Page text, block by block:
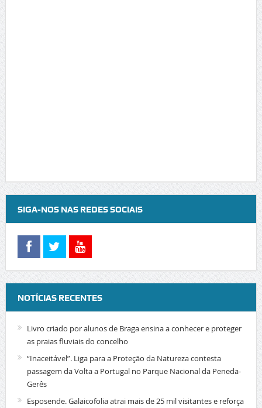
SIGA-NOS NAS REDES SOCIAIS
NOTÍCIAS RECENTES
Livro criado por alunos de Braga ensina a conhecer e proteger
as praias fluviais do concelho
“Inaceitável”. Liga para a Proteção da Natureza contesta
passagem da Volta a Portugal no Parque Nacional da Peneda-
Gerês
Esposende. Galaicofolia atrai mais de 25 mil visitantes e reforça